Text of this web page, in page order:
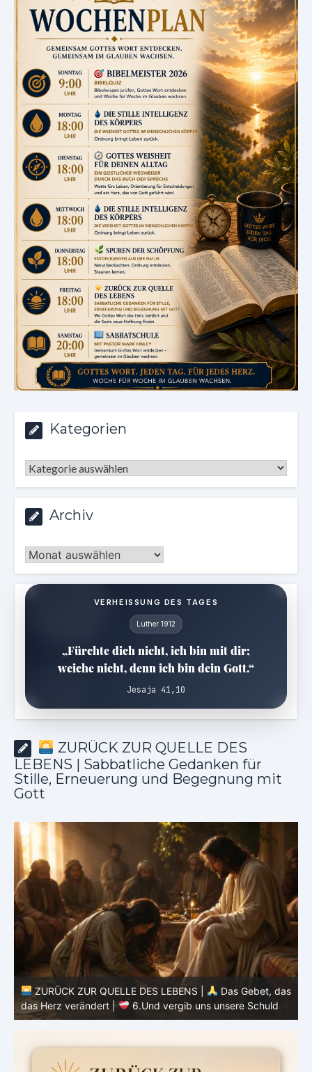
Kategorien
Kategorien
Archiv
Archiv
VERHEISSUNG DES TAGES
Luther 1912
„Fürchte dich nicht, ich bin mit dir;
weiche nicht, denn ich bin dein Gott.“
Jesaja 41,10
ZURÜCK ZUR QUELLE DES
LEBENS | Sabbatliche Gedanken für
Stille, Erneuerung und Begegnung mit
Gott
ZURÜCK ZUR QUELLE DES LEBENS |
Das Gebet, das
das Herz verändert |
6.Und vergib uns unsere Schuld